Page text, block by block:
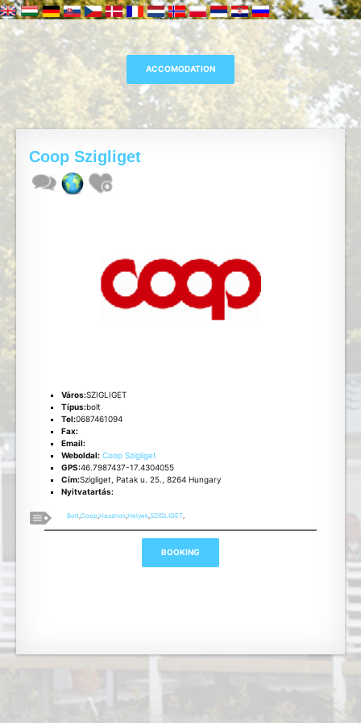
Coop Szigliget
Város:SZIGLIGET
Típus:bolt
Tel:0687461094
Fax:
Email:
Weboldal: Coop Szigliget
GPS:46.7987437-17.4304055
Cím:Szigliget, Patak u. 25., 8264 Hungary
Nyitvatartás:
Bolt ,Coop ,Hasznos ,Helyek ,SZIGLIGET